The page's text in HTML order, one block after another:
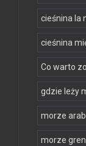
cieśnina la
cieśnina
Co warto
gdzie leży
morze
morze